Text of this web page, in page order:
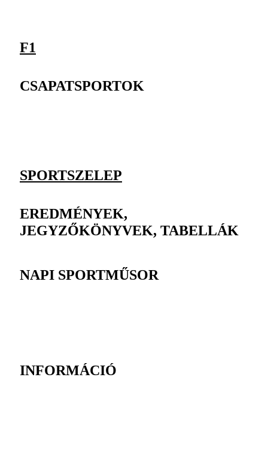
F1
CSAPATSPORTOK
SPORTSZELEP
EREDMÉNYEK,
JEGYZŐKÖNYVEK, TABELLÁK
NAPI SPORTMŰSOR
INFORMÁCIÓ